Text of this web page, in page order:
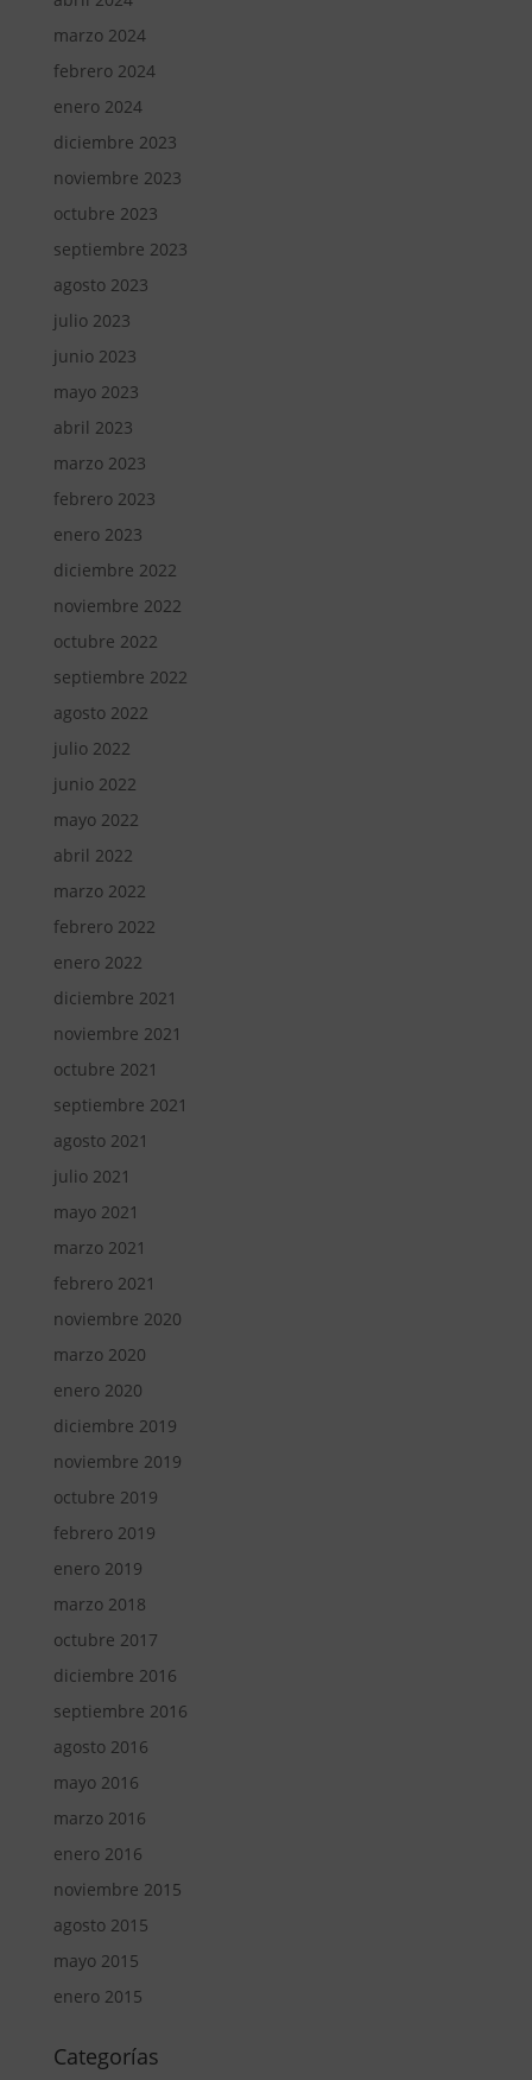
marzo 2024
febrero 2024
enero 2024
diciembre 2023
noviembre 2023
octubre 2023
septiembre 2023
agosto 2023
julio 2023
junio 2023
mayo 2023
abril 2023
marzo 2023
febrero 2023
enero 2023
diciembre 2022
noviembre 2022
octubre 2022
septiembre 2022
agosto 2022
julio 2022
junio 2022
mayo 2022
abril 2022
marzo 2022
febrero 2022
enero 2022
diciembre 2021
noviembre 2021
octubre 2021
septiembre 2021
agosto 2021
julio 2021
mayo 2021
marzo 2021
febrero 2021
noviembre 2020
marzo 2020
enero 2020
diciembre 2019
noviembre 2019
octubre 2019
febrero 2019
enero 2019
marzo 2018
octubre 2017
diciembre 2016
septiembre 2016
agosto 2016
mayo 2016
marzo 2016
enero 2016
noviembre 2015
agosto 2015
mayo 2015
enero 2015
Categorías